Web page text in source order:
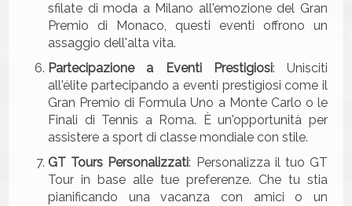
sfilate di moda a Milano all'emozione del Gran
Premio di Monaco, questi eventi offrono un
assaggio dell'alta vita.
Partecipazione a Eventi Prestigiosi: Unisciti
all'élite partecipando a eventi prestigiosi come il
Gran Premio di Formula Uno a Monte Carlo o le
Finali di Tennis a Roma. È un'opportunità per
assistere a sport di classe mondiale con stile.
GT Tours Personalizzati: Personalizza il tuo GT
Tour in base alle tue preferenze. Che tu stia
pianificando una vacanza con amici o un